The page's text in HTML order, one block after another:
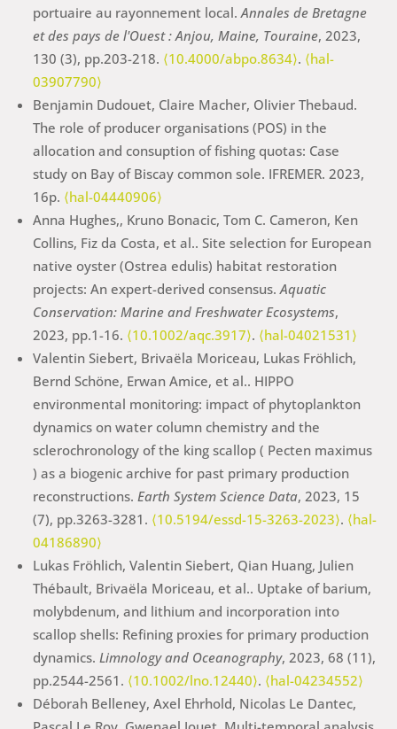
portuaire au rayonnement local.Annales de Bretagne
et des pays de l'Ouest : Anjou, Maine, Touraine, 2023,
130 (3), pp.203-218. ⟨10.4000/abpo.8634⟩. ⟨hal-
03907790⟩
Benjamin Dudouet, Claire Macher, Olivier Thebaud.
The role of producer organisations (POS) in the
allocation and consuption of fishing quotas: Case
study on Bay of Biscay common sole. IFREMER. 2023,
16p. ⟨hal-04440906⟩
Anna Hughes,, Kruno Bonacic, Tom C. Cameron, Ken
Collins, Fiz da Costa, et al.. Site selection for European
native oyster (Ostrea edulis) habitat restoration
projects: An expert-derived consensus.Aquatic
Conservation: Marine and Freshwater Ecosystems,
2023, pp.1-16. ⟨10.1002/aqc.3917⟩. ⟨hal-04021531⟩
Valentin Siebert, Brivaëla Moriceau, Lukas Fröhlich,
Bernd Schöne, Erwan Amice, et al.. HIPPO
environmental monitoring: impact of phytoplankton
dynamics on water column chemistry and the
sclerochronology of the king scallop ( Pecten maximus
) as a biogenic archive for past primary production
reconstructions.Earth System Science Data, 2023, 15
(7), pp.3263-3281. ⟨10.5194/essd-15-3263-2023⟩. ⟨hal-
04186890⟩
Lukas Fröhlich, Valentin Siebert, Qian Huang, Julien
Thébault, Brivaëla Moriceau, et al.. Uptake of barium,
molybdenum, and lithium and incorporation into
scallop shells: Refining proxies for primary production
dynamics.Limnology and Oceanography, 2023, 68 (11),
pp.2544-2561. ⟨10.1002/lno.12440⟩. ⟨hal-04234552⟩
Déborah Belleney, Axel Ehrhold, Nicolas Le Dantec,